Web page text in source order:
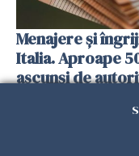
Menajere și
Italia. Aproape
ascunși de